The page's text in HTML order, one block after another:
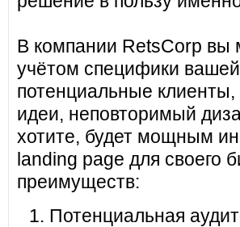
В компании RetsCorp вы
учётом специфики
потенциальные
идеи, неповторимый
хотите, будет мощным
landing page для своего
преимуществ:
Потенциальная